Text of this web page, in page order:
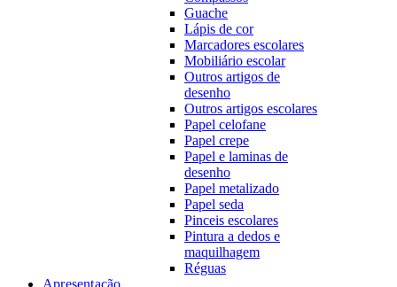
Guache
Lápis de cor
Marcadores escolares
Mobiliário escolar
Outros artigos de
desenho
Outros artigos escolares
Papel celofane
Papel crepe
Papel e laminas de
desenho
Papel metalizado
Papel seda
Pinceis escolares
Pintura a dedos e
maquilhagem
Réguas
Apresentação